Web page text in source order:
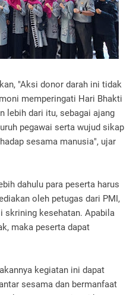
"Aksi donor darah ini tidak
memperingati Hari Bhakti
lebih dari itu, sebagai ajang
pegawai serta wujud sikap
sesama manusia", ujar
dahulu para peserta harus
oleh petugas dari PMI,
skrining kesehatan. Apabila
maka peserta dapat
kegiatan ini dapat
sesama dan bermanfaat